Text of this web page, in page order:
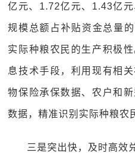
亿元、1.72亿元、1.43亿
规模总额占补贴资金总量
实际种粮农民的生产积极
息技术手段，利用现有相
物保险承保数据、农户和
数据，精准识别实际种粮农
三是突出快，及时高效